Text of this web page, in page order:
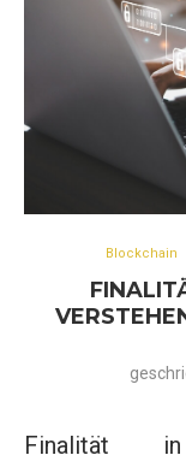
Blockchain
Finalität